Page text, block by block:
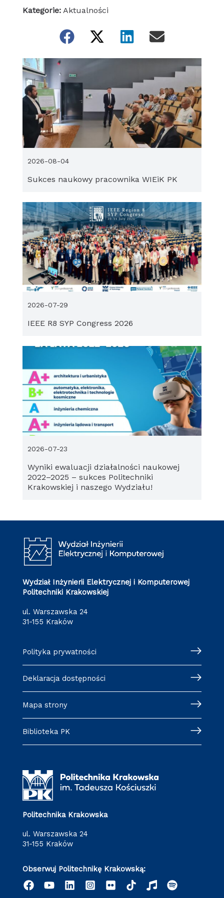
Kategorie: Aktualności
Sukces naukowy pracownika WIEiK PK
2026-08-04
IEEE R8 SYP Congress 2026
2026-07-29
Wyniki ewaluacji działalności naukowej
2022–2025 – sukces Politechniki
Krakowskiej i naszego Wydziału!
2026-07-23
Wydział Inżynierii Elektrycznej i Komputerowej
Politechniki Krakowskiej
ul. Warszawska 24
31-155 Kraków
Polityka prywatności
Deklaracja dostępności
Mapa strony
Biblioteka PK
Politechnika Krakowska
ul. Warszawska 24
31-155 Kraków
Obserwuj Politechnikę Krakowską: